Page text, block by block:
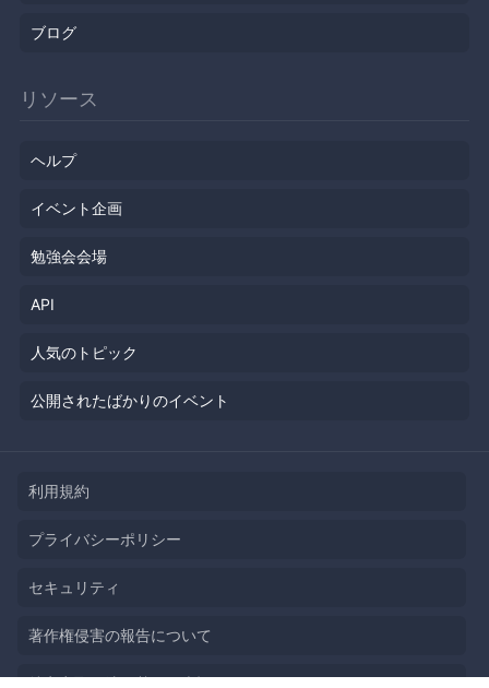
ブログ
リソース
ヘルプ
イベント企画
勉強会会場
API
人気のトピック
公開されたばかりのイベント
利用規約
プライバシーポリシー
セキュリティ
著作権侵害の報告について
特定商取引法に基づく表記